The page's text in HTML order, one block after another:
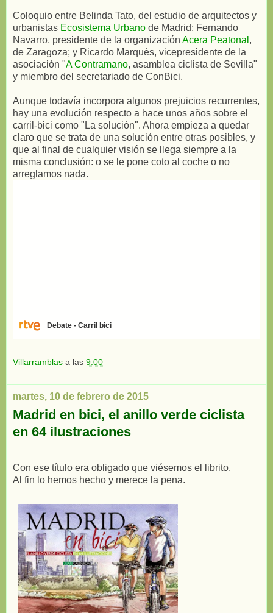
Coloquio entre Belinda Tato, del estudio de arquitectos y
urbanistas Ecosistema Urbano de Madrid; Fernando
Navarro, presidente de la organización Acera Peatonal ,
de Zaragoza; y Ricardo Marqués, vicepresidente de la
asociación "A Contramano, asamblea ciclista de Sevilla"
y miembro del secretariado de ConBici.
Aunque todavía incorpora algunos prejuicios recurrentes,
hay una evolución respecto a hace unos años sobre el
carril-bici como "La solución". Ahora empieza a quedar
claro que se trata de una solución entre otras posibles, y
que al final de cualquier visión se llega siempre a la
misma conclusión: o se le pone coto al coche o no
arreglamos nada.
Debate - Carril bici
Villarramblas a las 9:00
martes, 10 de febrero de 2015
Madrid en bici, el anillo verde ciclista
en 64 ilustraciones
Con ese título era obligado que viésemos el librito.
Al fin lo hemos hecho y merece la pena.